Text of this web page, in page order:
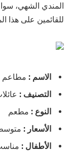
المندي الشهي،
للقائمين على هذا
الاسم : مطاعم
التصنيف :
النوع : مطعم
الأسعار :
الأطفال :